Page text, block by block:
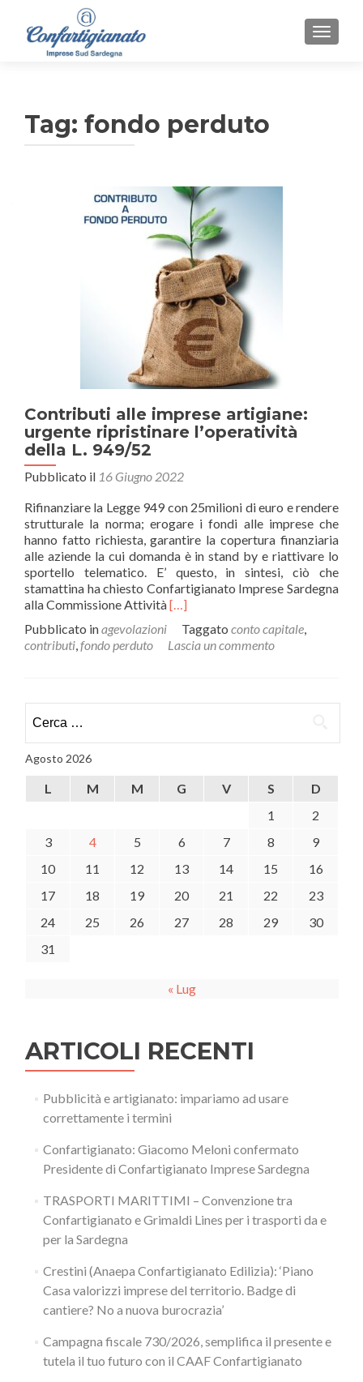
Tag: fondo perduto
Contributi alle imprese artigiane:
urgente ripristinare l’operatività
della L. 949/52
Pubblicato il 16 Giugno 2022
Rifinanziare la Legge 949 con 25milioni di euro e rendere
strutturale la norma; erogare i fondi alle imprese che
hanno fatto richiesta, garantire la copertura finanziaria
alle aziende la cui domanda è in stand by e riattivare lo
sportello telematico. E’ questo, in sintesi, ciò che
stamattina ha chiesto Confartigianato Imprese Sardegna
alla Commissione AttivitàLeggi
piùContributi
alle
urgente
949/52
[…]
Pubblicato inagevolazioni Taggato conto capitale,
contributi,fondo perduto Lascia un commento
per:
Agosto 2026
L M M G V S
D
1
2
3
4 5 6 7 8
9
10
11 12 13 14 15
16
17
18 19 20 21 22
23
24
25 26 27 28 29
30
31
« Lug
ARTICOLI RECENTI
Pubblicità e artigianato: impariamo ad usare
correttamente i termini
Confartigianato: Giacomo Meloni confermato
Presidente di Confartigianato Imprese Sardegna
TRASPORTI MARITTIMI – Convenzione tra
Confartigianato e Grimaldi Lines per i trasporti da e
per la Sardegna
Crestini (Anaepa Confartigianato Edilizia): ‘Piano
Casa valorizzi imprese del territorio. Badge di
cantiere? No a nuova burocrazia’
Campagna fiscale 730/2026, semplifica il presente e
tutela il tuo futuro con il CAAF Confartigianato